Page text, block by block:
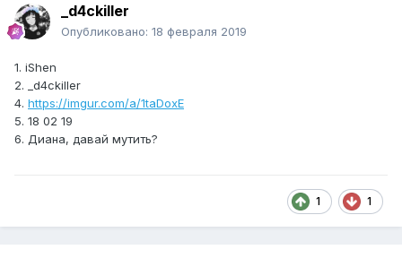
_d4ckiller
Опубликовано: 18 февраля 2019
1. iShen
2. _d4ckiller
4. https://imgur.com/a/1taDoxE
5. 18 02 19
6. Диана, давай мутить?
1 1